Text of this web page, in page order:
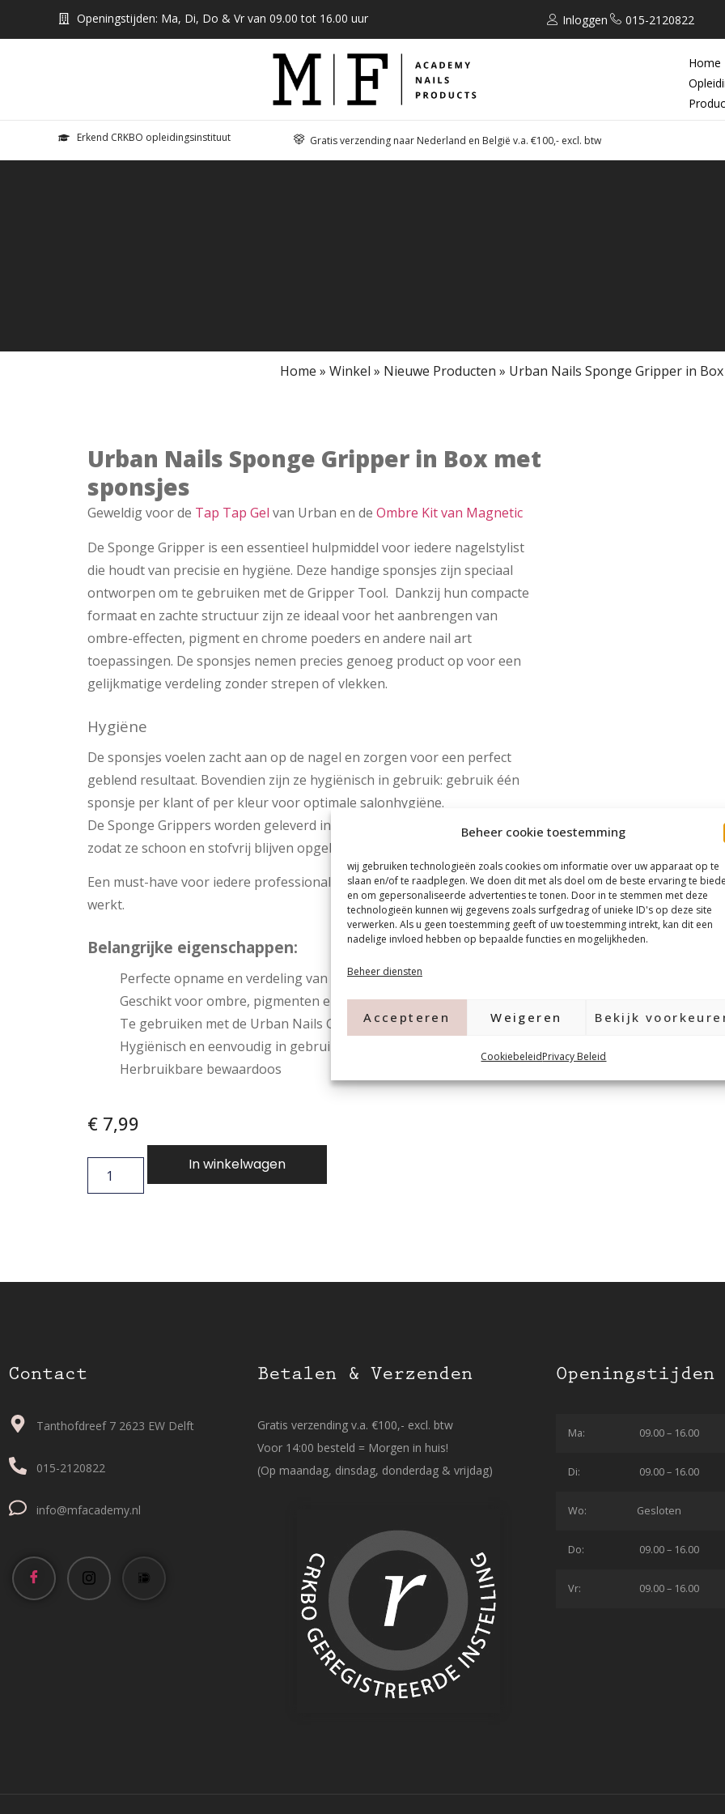
Beheer cookie toestemming
wij gebruiken technologieën zoals cookies om informatie over uw apparaat op te
slaan en/of te raadplegen. We doen dit met als doel om de beste ervaring te
en om gepersonaliseerde advertenties te tonen. Door in te stemmen met deze
technologieën kunnen wij gegevens zoals surfgedrag of unieke ID's op deze site
verwerken. Als u geen toestemming geeft of uw toestemming intrekt, kan dit een
nadelige invloed hebben op bepaalde functies en mogelijkheden.
Beheer diensten
Accepteren Weigeren Bekijk
CookiebeleidPrivacy Beleid
Openingstijden: Ma, Di, Do & Vr van 09.00 tot 16.00 uur Inloggen 015-2120822
Home
Erkend CRKBO opleidingsinstituut Gratis verzending naar Nederland en België v.a. €100,- excl. btw
Home » Winkel » Nieuwe Producten » Urban Nails Sponge Gripper in
Urban Nails Sponge Gripper in Box met
sponsjes
Geweldig voor de Tap Tap Gel van Urban en de Ombre Kit van Magnetic
De Sponge Gripper is een essentieel hulpmiddel voor iedere nagelstylist
die houdt van precisie en hygiëne. Deze handige sponsjes zijn speciaal
ontworpen om te gebruiken met de Gripper Tool. Dankzij hun compacte
formaat en zachte structuur zijn ze ideaal voor het aanbrengen van
ombre-effecten, pigment en chrome poeders en andere nail art
toepassingen. De sponsjes nemen precies genoeg product op voor een
gelijkmatige verdeling zonder strepen of vlekken.
Hygiëne
De sponsjes voelen zacht aan op de nagel en zorgen voor een perfect
geblend resultaat. Bovendien zijn ze hygiënisch in gebruik: gebruik één
sponsje per klant of per kleur voor optimale salonhygiëne.
De Sponge Grippers worden geleverd in een praktische, afsluitbare box
zodat ze schoon en stofvrij blijven opgeborgen.
Een must-have voor iedere professional die graag nauwkeurig en efficiënt
werkt.
Belangrijke eigenschappen:
Perfecte opname en verdeling van product
Geschikt voor ombre, pigmenten en chrome poeders
Te gebruiken met de Urban Nails Gripper Tool
Hygiënisch en eenvoudig in gebruik
Herbruikbare bewaardoos
€7,99
In winkelwagen
Contact
Tanthofdreef 7 2623 EW Delft
015-2120822
info@mfacademy.nl
Betalen & Verzenden
Gratis verzending v.a. €100,- excl. btw
Voor 14:00 besteld = Morgen in huis!
(Op maandag, dinsdag, donderdag & vrijdag)
Openingstijden
Ma: 09.00 – 16.00
Di: 09.00 – 16.00
Wo: Gesloten
Do: 09.00 – 16.00
Vr: 09.00 – 16.00